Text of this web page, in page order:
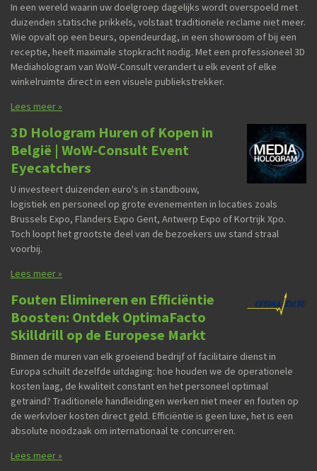
In een wereld waarin uw doelgroep dagelijks wordt overspoeld met
duizenden statische prikkels, volstaat traditionele reclame niet meer.
Wie opvalt op een beurs, opendeurdag, in een showroom of bij een
receptie, heeft maximale stopkracht nodig. Met een professioneel 3D
Mediahologram van WoW-Consult verandert u elk event of elke
winkelruimte direct in een visuele publiekstrekker.
Lees meer »
3D Hologram Huren of Kopen in
België | WoW-Consult Event
Eyecatchers
U investeert duizenden euro's in standbouw,
logistiek en personeel op grote evenementen in locaties zoals
Brussels Expo, Flanders Expo Gent, Antwerp Expo of Kortrijk Xpo.
Toch loopt het grootste deel van de bezoekers uw stand straal
voorbij.
Lees meer »
Fouten Elimineren en Efficiëntie
Boosten: Ontdek OptimaFacto
Skilldrill op de Europese Markt
Binnen de muren van elk groeiend bedrijf of facilitaire dienst in
Europa schuilt dezelfde uitdaging: hoe houden we de operationele
kosten laag, de kwaliteit constant en het personeel optimaal
getraind? Traditionele handleidingen werken niet meer en fouten op
de werkvloer kosten direct geld. Efficiëntie is geen luxe, het is een
absolute noodzaak om internationaal te concurreren.
Lees meer »